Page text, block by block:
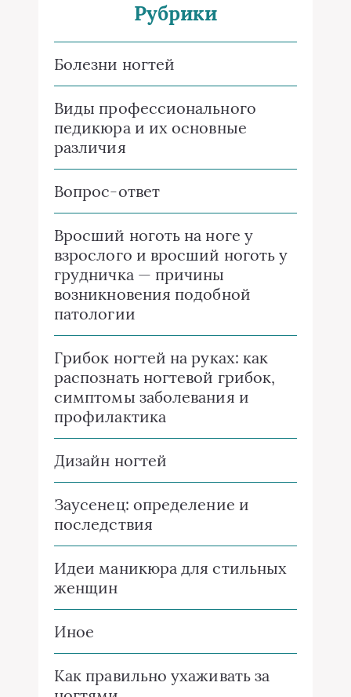
Рубрики
Болезни ногтей
Виды профессионального
педикюра и их основные
различия
Вопрос-ответ
Вросший ноготь на ноге у
взрослого и вросший ноготь у
грудничка — причины
возникновения подобной
патологии
Грибок ногтей на руках: как
распознать ногтевой грибок,
симптомы заболевания и
профилактика
Дизайн ногтей
Заусенец: определение и
последствия
Идеи маникюра для стильных
женщин
Иное
Как правильно ухаживать за